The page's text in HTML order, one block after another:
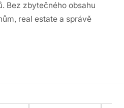
Bez zbytečného obsahu
real estate a správě